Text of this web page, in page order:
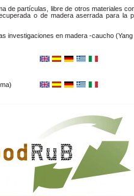
de partículas, libre de otros materiales
o de madera aserrada para la
investigaciones en madera -caucho (Yang